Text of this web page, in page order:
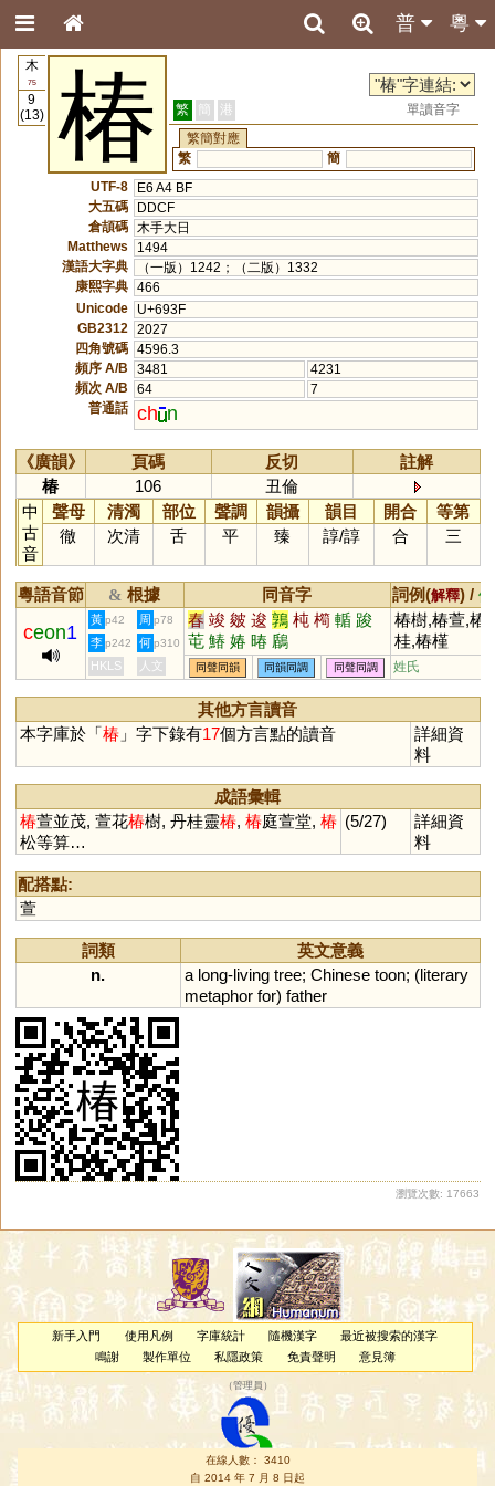
粵
普
木
75
9
(13)
椿 繁 簡 港
單讀音字
繁簡對應
繁
簡
UTF-8
E6 A4 BF
大五碼
DDCF
倉頡碼
木手大日
Matthews
1494
漢語大字典
（一版）1242；（二版）1332
康熙字典 466
Unicode
U+693F
GB2312
2027
四角號碼 4596.3
頻序 A/B
3481
4231
頻次 A/B
64
7
普通話 ch n
《廣韻》 頁碼 反切
註解
椿
106
丑倫
中
古
音
聲母 清濁 部位 聲調 韻攝 韻目 開合
等第
徹
次清 舌 平 臻 諄/諄 合 三
粵語音節 & 根據 同音字 詞例(解釋) /
ceon1
黃 p42 周 p78 春 竣 皴 逡 鶉 杶 橁 輴 踆
芚 鰆 媋 暙 鶞
椿樹,椿萱,椿
桂,椿槿
李 p242 何 p310
HKLS 人文 同聲同韻 同韻同調 同聲同調 姓氏
其他方言讀音
本字庫於「椿」字下錄有17個方言點的讀音
詳細資
料
成語彙輯
椿萱並茂, 萱花椿樹, 丹桂靈椿, 椿庭萱堂, 椿
松等算…
(5/27)
詳細資
料
配搭點:
萱
詞類
英文意義
n.
a long-living tree; Chinese toon; (literary
metaphor for) father
瀏覽次數: 17663
新手入門 使用凡例 字庫統計 隨機漢字
最近被搜索的漢字
鳴謝
製作單位 私隱政策 免責聲明 意見簿
（管理員 ）
在線人數： 3410
自 2014 年 7 月 8 日起